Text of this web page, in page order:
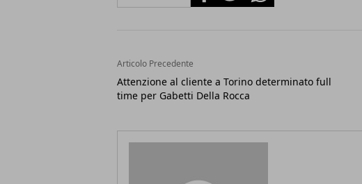
Articolo Precedente
Attenzione al cliente a Torino determinato full
time per Gabetti Della Rocca